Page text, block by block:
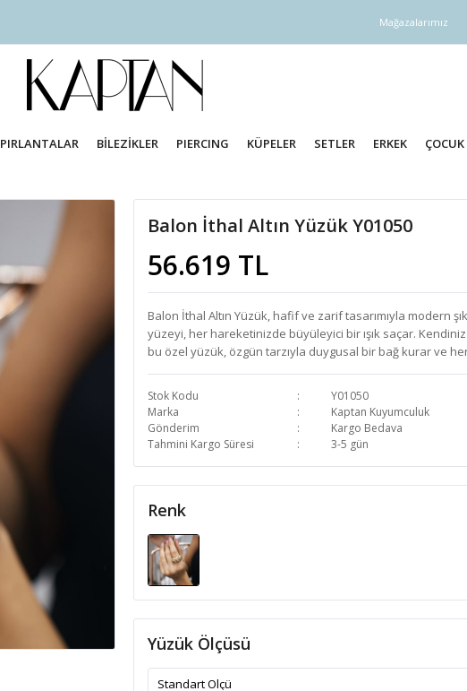
Mağazalarımız
PIRLANTALAR BİLEZİKLER PIERCING KÜPELER SETLER ERKEK ÇOCUK
Balon İthal Altın Yüzük Y01050
56.619 TL
Balon İthal Altın Yüzük, hafif ve zarif tasarımıyla modern
yüzeyi, her hareketinizde büyüleyici bir ışık saçar.
bu özel yüzük, özgün tarzıyla duygusal bir bağ kurar ve
Stok Kodu
Y01050
Marka
Kaptan Kuyumculuk
Gönderim
Kargo Bedava
Tahmini Kargo Süresi
3-5 gün
Renk
Yüzük Ölçüsü